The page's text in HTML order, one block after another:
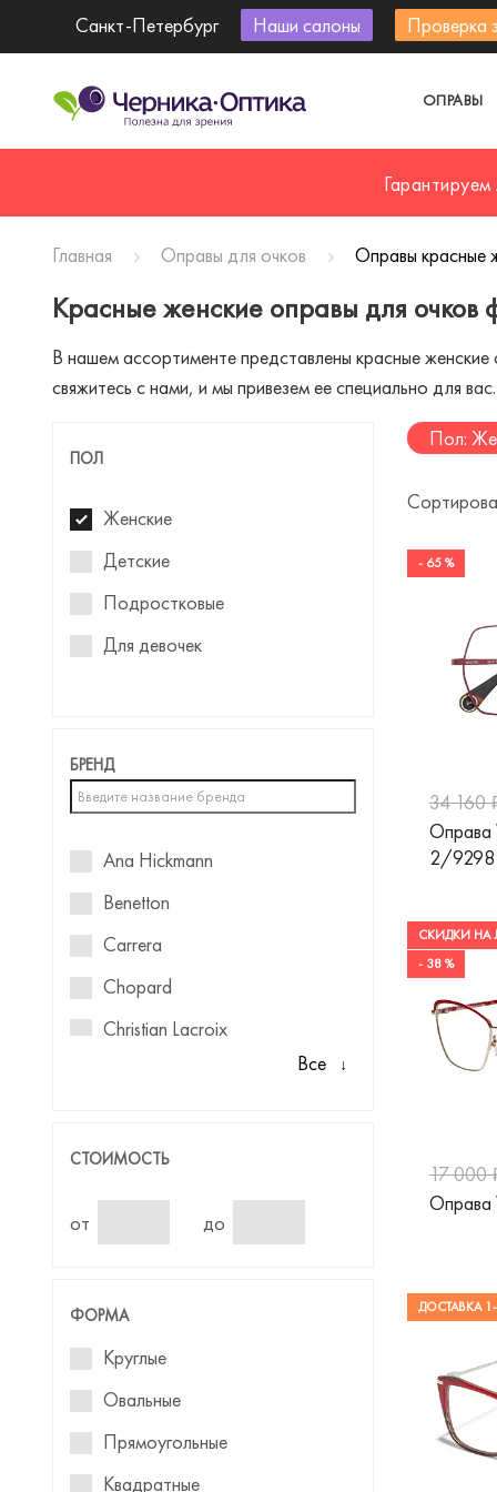
Санкт-Петербург Наши салоны Проверка
ОПРАВЫ
Главная Оправы для очков Оправы красные
Красные женские оправы для очков
В нашем ассортименте представлены красные
свяжитесь с нами, и мы привезем ее специально для вас.
ПОЛ
Женские
Детские
Подростковые
Для девочек
БРЕНД
Ana Hickmann
Benetton
Carrera
Chopard
Christian Lacroix
Guess
Max Mara
Max&Co
Moschino
Nifties
Pepe Jeans
Pierre Cardin
Все
СТОИМОСТЬ
от до
ФОРМА
Круглые
Овальные
Прямоугольные
Квадратные
Пол:
- 65 %
34 160
Оправа
2/9298
СКИДКИ НА
- 38 %
17 000
Оправа
ДОСТАВКА